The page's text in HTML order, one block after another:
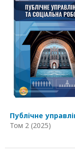
Публічне
Том 2 (2025)